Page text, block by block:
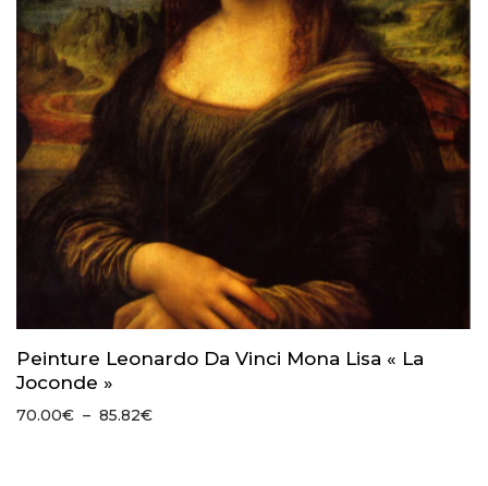
Peinture Leonardo Da Vinci Mona Lisa « La
Joconde »
70.00€ – 85.82€Plage